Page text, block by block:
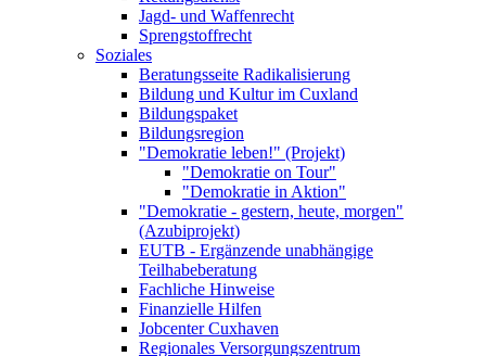
Jagd- und Waffenrecht
Sprengstoffrecht
Soziales
Beratungsseite Radikalisierung
Bildung und Kultur im Cuxland
Bildungspaket
Bildungsregion
"Demokratie leben!" (Projekt)
"Demokratie on Tour"
"Demokratie in Aktion"
"Demokratie - gestern, heute, morgen"
(Azubiprojekt)
EUTB - Ergänzende unabhängige
Teilhabeberatung
Fachliche Hinweise
Finanzielle Hilfen
Jobcenter Cuxhaven
Regionales Versorgungszentrum